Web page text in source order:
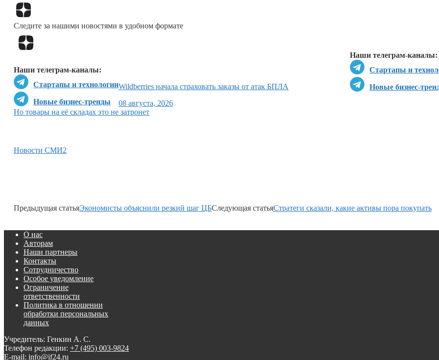
Следите за нашими новостями в удобном формате
Наши телеграм-каналы:
Стартапы и
Новые бизнес-
Наши телеграм-каналы:
Стартапы и технологии
Новые бизнес-тренды
Wildberries начала страховать заказы от атак БПЛА
08 августа, 2026
Но товары на её складах это не затронет
Новости СМИ2
Предыдущая статьяЭкономисты объяснили резкий шаг ЦБСледующая статьяСтратеги сказали, какие активы пора покупать
О нас
Авторам
Наши партнеры
Контакты
Сотрудничество
Особое уведомление
Ограничение
ответственности
Политика в отношении
обработки персональных
данных
Учредитель: Генкин А. С.
Телефон редакции: +7 (495) 003-9824
E-mail: info@if24.ru